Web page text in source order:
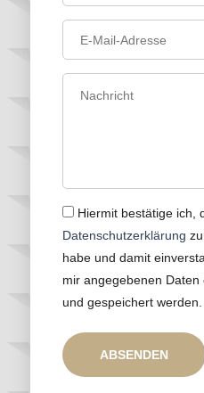
Hiermit bestätige ich,
Datenschutzerklärung
habe und damit
mir angegebenen
und gespeichert werden.
ABSENDEN